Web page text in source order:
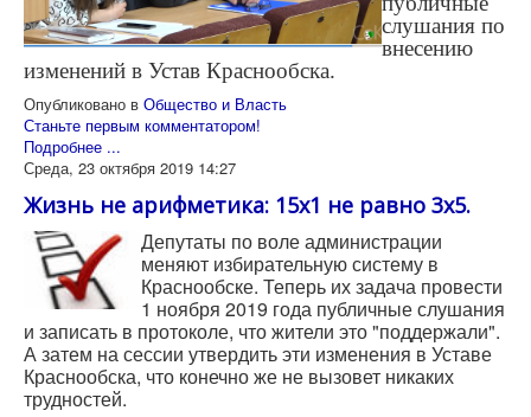
слушания по
внесению
изменений в Устав Краснообска.
Опубликовано в Общество и Власть
Станьте первым комментатором!
Подробнее ...
Среда, 23 октября 2019 14:27
Жизнь не арифметика: 15x1 не равно 3х5.
Депутаты по воле администрации
меняют избирательную систему в
Краснообске. Теперь их задача провести
1 ноября 2019 года публичные слушания
и записать в протоколе, что жители это "поддержали".
А затем на сессии утвердить эти изменения в Уставе
Краснообска, что конечно же не вызовет никаких
трудностей.